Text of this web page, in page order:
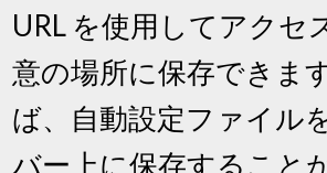
URL を使用してアクセ
意の場所に保存できま
ば、自動設定ファイル
バー上に保存すること